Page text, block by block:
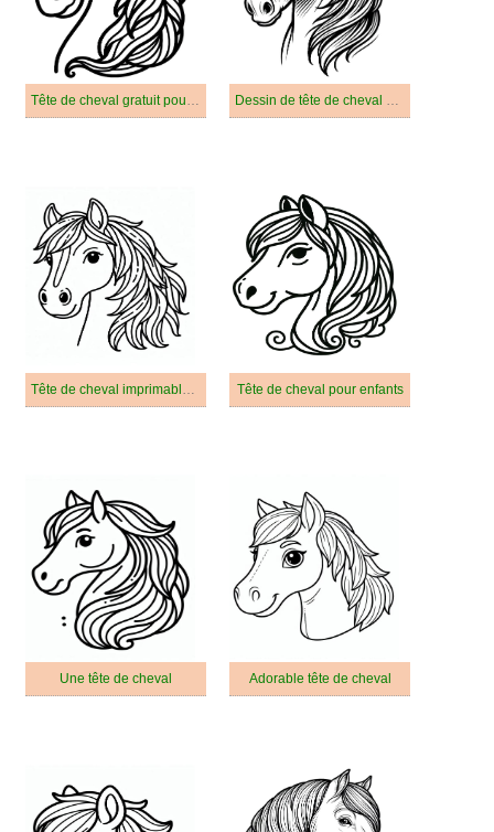
Tête de cheval gratuit pour les enfants Dessin de tête de cheval gratuit
Tête de cheval imprimable pour les enfants Tête de cheval pour enfants
Une tête de cheval Adorable tête de cheval